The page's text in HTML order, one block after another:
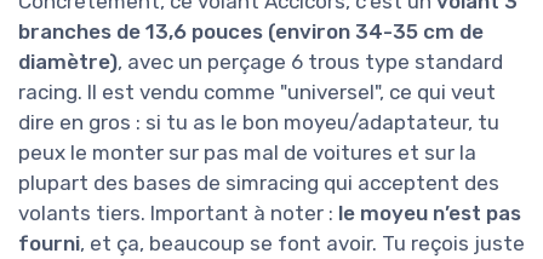
branches de 13,6 pouces (environ 34-35 cm de
diamètre), avec un perçage 6 trous type standard
racing. Il est vendu comme "universel", ce qui veut
dire en gros : si tu as le bon moyeu/adaptateur, tu
peux le monter sur pas mal de voitures et sur la
plupart des bases de simracing qui acceptent des
volants tiers. Important à noter : le moyeu n’est pas
fourni, et ça, beaucoup se font avoir. Tu reçois juste